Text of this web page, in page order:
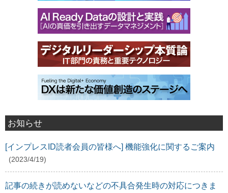
お知らせ
[インプレスID読者会員の皆様へ] 機能強化に関するご案内
(2023/4/19)
記事の続きが読めないなどの不具合発生時の対応につきま